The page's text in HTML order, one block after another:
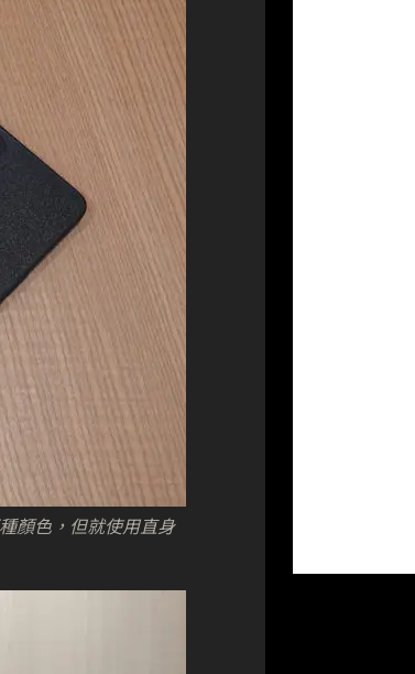
顏色，但就使用直身